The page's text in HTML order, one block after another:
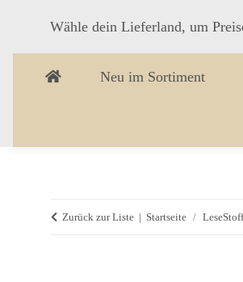
Wähle dein Lieferland, um
Neu im Sortiment
Zurück zur Liste Startseite